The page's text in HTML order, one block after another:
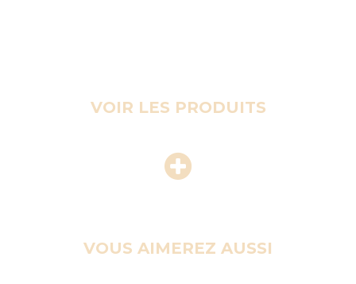
VOIR LES PRODUITS
VOUS AIMEREZ AUSSI